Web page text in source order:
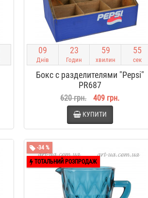
09
Днів
23
Годин
59
хвилин
54
сек
Бокс с разделителями "Pepsi"
PR687
620 грн. 409 грн.
КУПИТИ
-34 %
ТОТАЛЬНИЙ РОЗПРОДАЖ